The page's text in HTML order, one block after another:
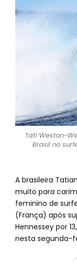
Tati Weston-
Brasil no
A brasileira
muito para
feminino de
(França) após
Hennessey por
nesta segunda-